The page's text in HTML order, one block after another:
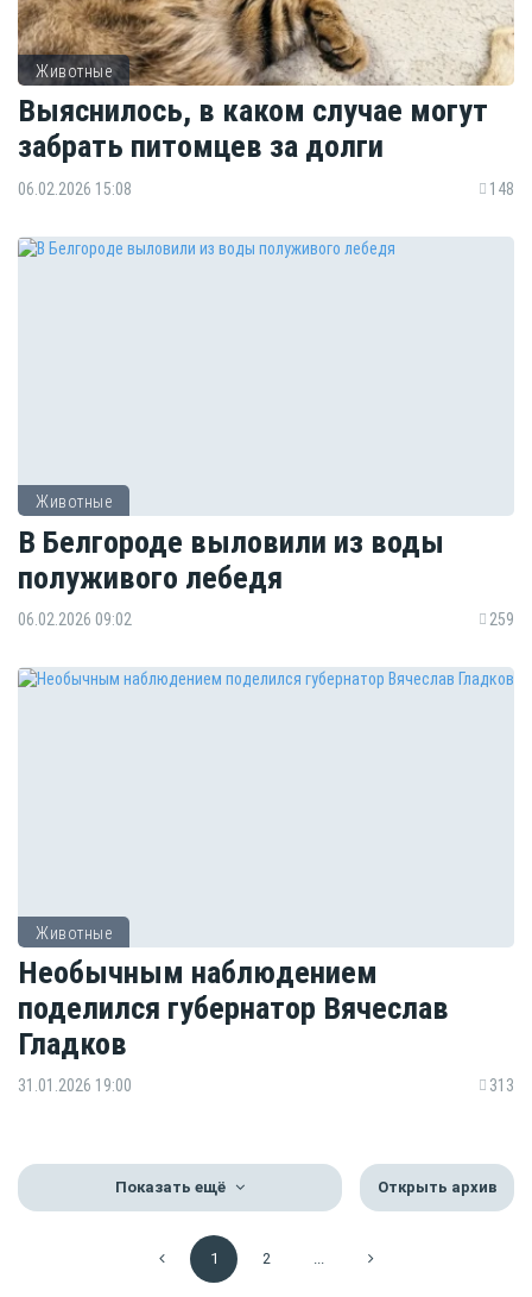
Животные
Выяснилось, в каком случае могут
забрать питомцев за долги
06.02.2026 15:08 148
Животные
В Белгороде выловили из воды
полуживого лебедя
06.02.2026 09:02 259
Животные
Необычным наблюдением
поделился губернатор Вячеслав
Гладков
31.01.2026 19:00 313
Показать ещё Открыть архив
1 2